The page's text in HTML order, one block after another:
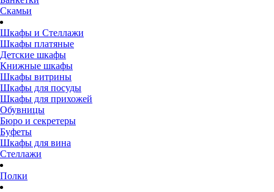
Скамьи
Шкафы и Стеллажи
Шкафы платяные
Детские шкафы
Книжные шкафы
Шкафы витрины
Шкафы для посуды
Шкафы для прихожей
Обувницы
Бюро и секретеры
Буфеты
Шкафы для вина
Стеллажи
Полки